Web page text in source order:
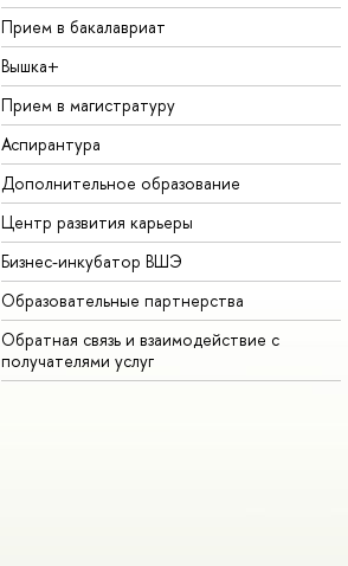
Прием в бакалавриат
Вышка+
Прием в магистратуру
Аспирантура
Дополнительное образование
Центр развития карьеры
Бизнес-инкубатор ВШЭ
Образовательные партнерства
Обратная связь и взаимодействие с
получателями услуг